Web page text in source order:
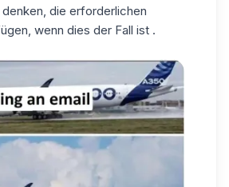
denken, die erforderlichen
wenn dies der Fall ist .